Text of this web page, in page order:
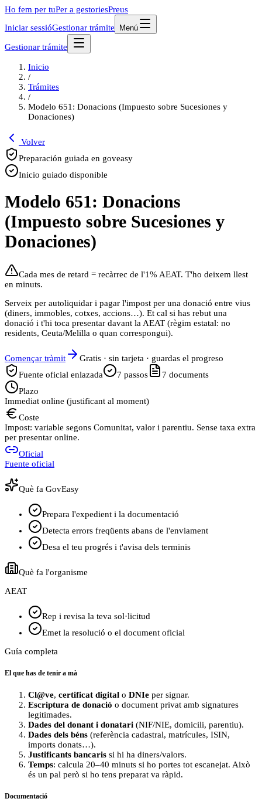
Ho fem per tuPer a gestoriesPreus
Iniciar sessióGestionar trámite Menú
Gestionar trámite
Inicio
/
Trámites
/
Modelo 651: Donacions (Impuesto sobre Sucesiones y
Donaciones)
Volver
Preparación guiada en goveasy
Inicio guiado disponible
Modelo 651: Donacions
(Impuesto sobre Sucesiones y
Donaciones)
Cada mes de retard = recàrrec de l'1% AEAT. T'ho deixem llest
en minuts.
Serveix per autoliquidar i pagar l'impost per una donació entre vius
(diners, immobles, cotxes, accions…). Et cal si has rebut una
donació i t'hi toca presentar davant la AEAT (règim estatal: no
residents, Ceuta/Melilla o quan correspongui).
Començar tràmit
Gratis · sin tarjeta · guardas el progreso
Fuente oficial enlazada
7 passos 7 documents
Plazo
Immediat online (justificant al moment)
Coste
Impost: variable segons Comunitat, valor i parentiu. Sense taxa extra
per presentar online.
Oficial
Fuente oficial
Què fa GovEasy
Prepara l'expedient i la documentació
Detecta errors freqüents abans de l'enviament
Desa el teu progrés i t'avisa dels terminis
Què fa l'organisme
AEAT
Rep i revisa la teva sol·licitud
Emet la resolució o el document oficial
Guía completa
El que has de tenir a mà
Cl@ve, certificat digital o DNIe per signar.
Escriptura de donació o document privat amb signatures
legitimades.
Dades del donant i donatari (NIF/NIE, domicili, parentiu).
Dades dels béns (referència cadastral, matrícules, ISIN,
imports donats…).
Justificants bancaris si hi ha diners/valors.
Temps: calcula 20–40 minuts si ho portes tot escanejat. Això
és un pal però si ho tens preparat va ràpid.
Documentació